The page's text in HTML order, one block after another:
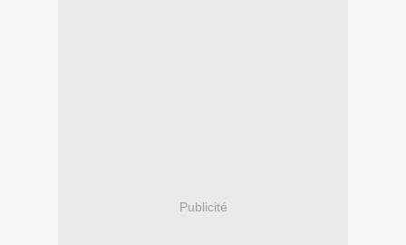
Publicité